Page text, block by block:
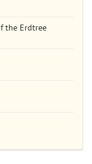
the Erdtree